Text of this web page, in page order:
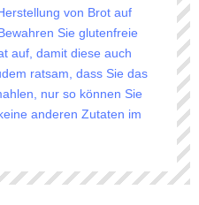
von Brot auf
Sie glutenfreie
auf, damit diese auch
ratsam, dass Sie das
nur so können Sie
anderen Zutaten im